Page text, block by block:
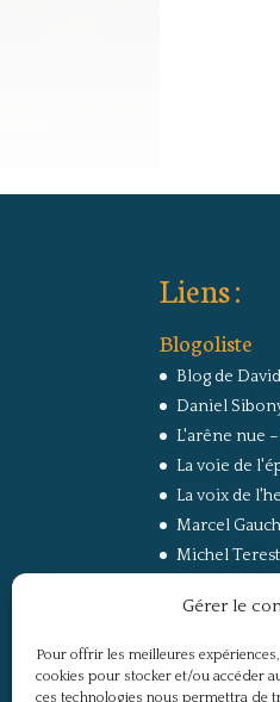
Gérer le
Pour offrir les meilleures
cookies pour stocker et/ou accéder
ces technologies nous permettra de
Liens :
Blogoliste
Blog de
Daniel
L'arêne nue
La voie de
La voix de
Marcel
Michel
RussEurope
Secret
Un regard